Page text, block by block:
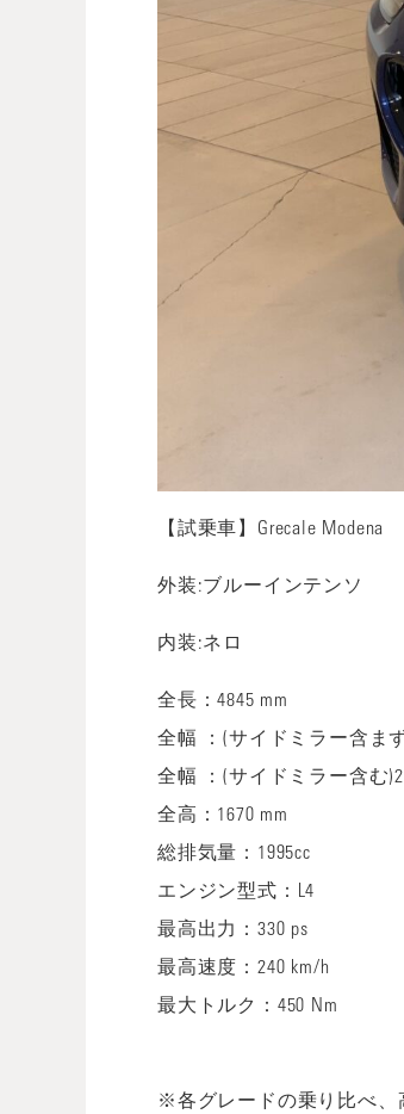
【試乗車】Grecale Modena
外装:ブルーインテンソ
内装:ネロ
全長：4845 mm
全幅 ：(サイドミラー含まず
全幅 ：(サイドミラー含む
全高：1670 mm
総排気量：1995cc
エンジン型式：
L4
最高出力： 330 ps
最高速度： 240 km/h
最大トルク： 450 Nm
※各グレードの乗り比べ、